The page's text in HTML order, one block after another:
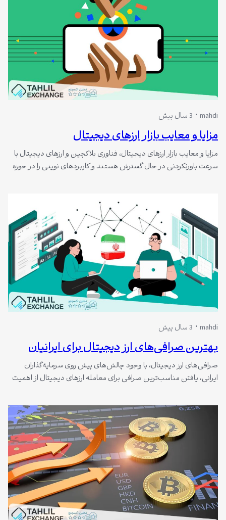
mahdi 3 سال پیش
مزایا و معایب بازار ارزهای دیجیتال
مزایا و معایب بازار ارزهای دیجیتال، فناوری بلاکچین و ارزهای دیجیتال با
سرعت باورنکردنی در حال گسترش هستند و کاربردهای نوینی را در حوزه
مستثنا نیستند. با وجود مزایای بسیار، نقاط ضعفی نیز…
mahdi 3 سال پیش
بهترین صرافی‌های ارز دیجیتال برای ایرانیان
صرافی‌های ارز دیجیتال، با وجود چالش‌های پیش روی سرمایه‌گذاران
ایرانی، یافتن مناسب‌ترین صرافی برای معامله ارزهای دیجیتال از اهمیت
معتبر خارجی که امکان معامله برای ایرانیان را فراهم می‌کنند، می‌تواند
راهگشا باشد. در این مقاله قصد داریم تا با بررسی دقیق ویژگی‌ها و
خدمات صرافی‌های…